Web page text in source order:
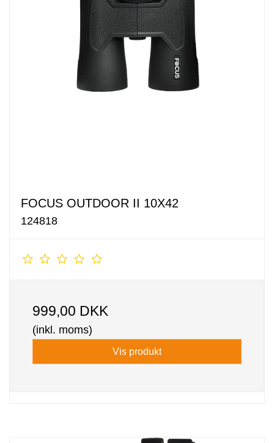
FOCUS OUTDOOR II 10X42
124818
999,00 DKK
(inkl. moms)
Vis produkt